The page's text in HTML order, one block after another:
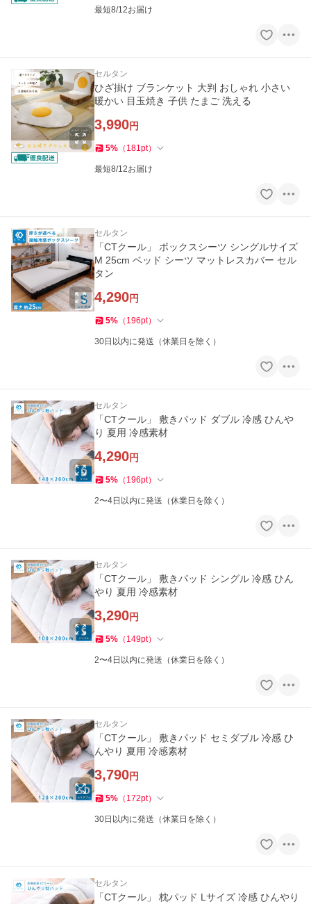
最短8/12お届け
セルタン
ひざ掛け ブランケット 大判 おしゃれ 小さい
暖かい 目玉焼き 子供 たまご 洗える
3,990円
5% （ 181pt）
最短8/12お届け
セルタン
「CTクール」 ボックスシーツ シングルサイズ
M 25cm ベッド シーツ マットレスカバー セル
タン
4,290円
5% （ 196pt）
30日以内に発送（休業日を除く）
セルタン
「CTクール」 敷きパッド ダブル 冷感 ひんや
り 夏用 冷感素材
4,290円
5% （ 196pt）
2〜4日以内に発送（休業日を除く）
セルタン
「CTクール」 敷きパッド シングル 冷感 ひん
やり 夏用 冷感素材
3,290円
5% （ 149pt）
2〜4日以内に発送（休業日を除く）
セルタン
「CTクール」 敷きパッド セミダブル 冷感 ひ
んやり 夏用 冷感素材
3,790円
5% （ 172pt）
30日以内に発送（休業日を除く）
セルタン
「CTクール」 枕パッド Lサイズ 冷感 ひんやり